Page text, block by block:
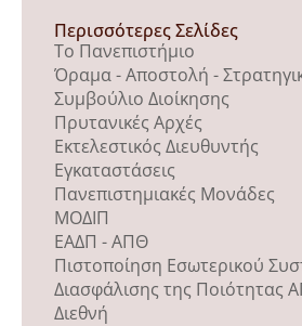
Περισσότερες Σελίδες
Το Πανεπιστήμιο
Όραμα - Αποστολή -
Συμβούλιο Διοίκησης
Πρυτανικές Αρχές
Εκτελεστικός Διευθυντής
Εγκαταστάσεις
Πανεπιστημιακές Μονάδες
ΜΟΔΙΠ
ΕΑΔΠ - ΑΠΘ
Πιστοποίηση Εσωτερικού
Διασφάλισης της Ποιότητας
Διεθνή